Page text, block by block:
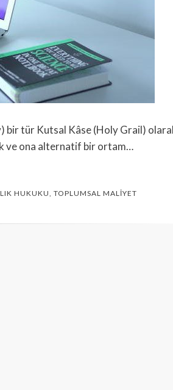
bir tür Kutsal Kâse (Holy Grail)
ve ona alternatif bir ortam…
HUKUKU, TOPLUMSAL MALIYET